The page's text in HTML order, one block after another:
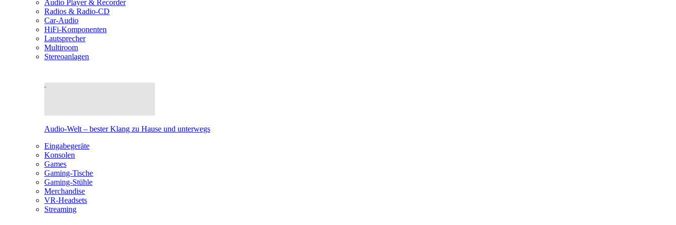
Audio Player & Recorder
Radios & Radio-CD
Car-Audio
HiFi-Komponenten
Lautsprecher
Multiroom
Stereoanlagen
Audio-Welt – bester Klang zu Hause und unterwegs
Eingabegeräte
Konsolen
Games
Gaming-Tische
Gaming-Stühle
Merchandise
VR-Headsets
Streaming